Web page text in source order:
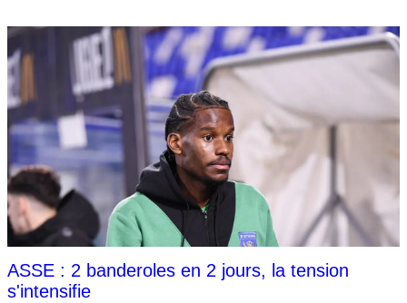
ASSE : 2 banderoles en 2 jours, la tension
s'intensifie